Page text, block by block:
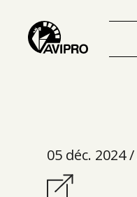
05 déc. 2024 /